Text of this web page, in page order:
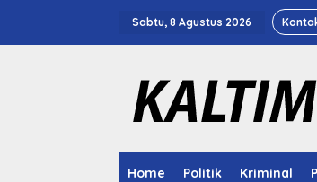
Sabtu, 8 Agustus 2026
Home Politik Kriminal